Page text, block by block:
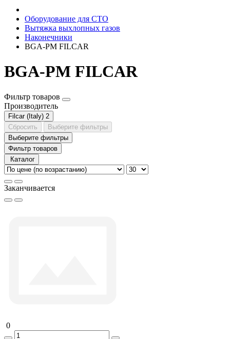
Оборудование для СТО
Вытяжка выхлопных газов
Наконечники
BGA-PM FILCAR
BGA-PM FILCAR
Фильтр товаров
Производитель
Filcar (Italy) 2
Сбросить
Выберите фильтры
Выберите фильтры
Фильтр товаров
Каталог
Заканчивается
0